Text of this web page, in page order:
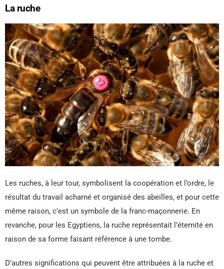
La ruche
Les ruches, à leur tour, symbolisent la coopération et l’ordre, le
résultat du travail acharné et organisé des abeilles, et pour cette
même raison, c’est un symbole de la franc-maçonnerie. En
revanche, pour les Egyptiens, la ruche représentait l’éternité en
raison de sa forme faisant référence à une tombe.
D’autres significations qui peuvent être attribuées à la ruche et